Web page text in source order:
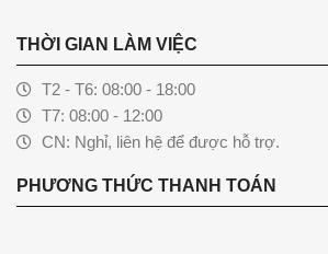
THỜI GIAN LÀM VIỆC
T2 - T6: 08:00 - 18:00
T7: 08:00 - 12:00
CN: Nghỉ, liên hệ để được hỗ trợ.
PHƯƠNG THỨC THANH TOÁN